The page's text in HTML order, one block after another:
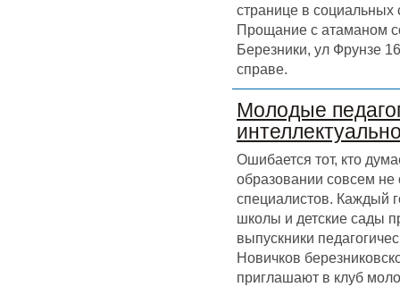
странице в
Прощание с атаманом
Березники, ул Фрунзе
справе.
Молодые
Ошибается тот, кто
образовании совсем
специалистов. Каждый
школы и детские сады
выпускники
Новичков
приглашают в клуб